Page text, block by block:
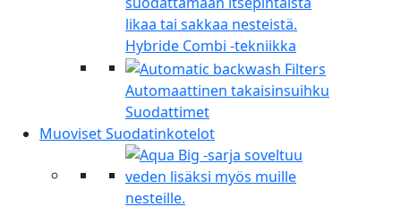
Hybride Combi -tekniikka
Automaattinen takaisinsuihku
Suodattimet
Muoviset Suodatinkotelot